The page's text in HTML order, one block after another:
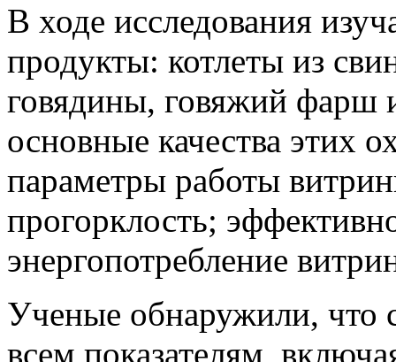
В ходе исследования
продукты: котлеты из
говядины, говяжий фарш
основные качества этих
параметры работы
прогорклость;
энергопотребление
Ученые обнаружили, что
всем показателям,